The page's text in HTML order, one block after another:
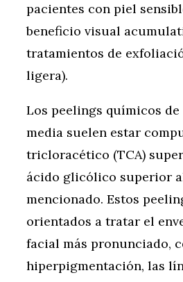
pacientes con piel
beneficio visual
tratamientos de
ligera).
Los peelings químicos
media suelen estar
tricloracético (TCA)
ácido glicólico superior
mencionado. Estos
orientados a tratar el
facial más pronunciado,
hiperpigmentación, las